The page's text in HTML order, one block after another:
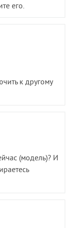
его.
к другому
(модель)? И